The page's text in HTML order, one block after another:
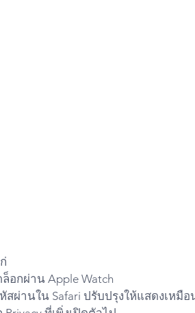
อกผ่าน Apple Watch
ผ่านใน Safari ปรับปรุงให้แสดงเหมือ